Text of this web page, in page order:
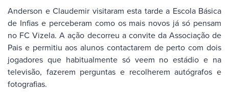
Anderson e Claudemir visitaram esta tarde a Escola Básica
de Infias e perceberam como os mais novos já só pensam
no FC Vizela. A ação decorreu a convite da Associação de
Pais e permitiu aos alunos contactarem de perto com dois
jogadores que habitualmente só veem no estádio e na
televisão, fazerem perguntas e recolherem autógrafos e
fotografias.